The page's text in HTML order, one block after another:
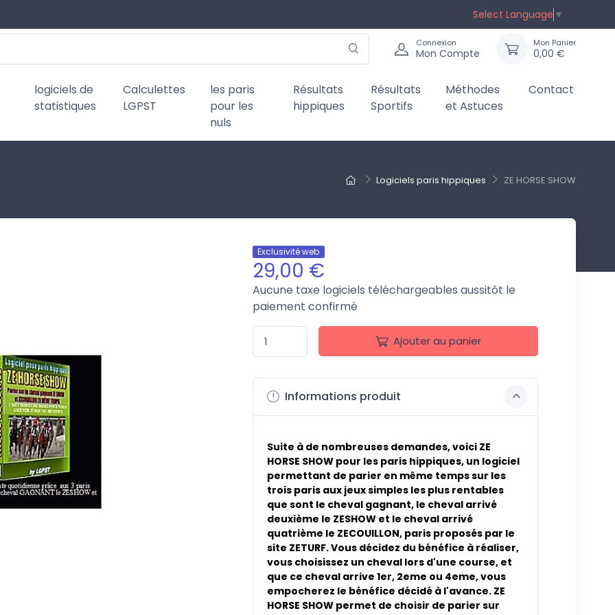
Select Language ▼
Connexion
Mon Compte
Mon Panier
0,00 €
logiciels de
statistiques
Calculettes
LGPST
les paris
pour les
nuls
Résultats
hippiques
Résultats
Sportifs
Méthodes
et Astuces
Contact
Logiciels paris hippiques ZE HORSE SHOW
Exclusivité web
29,00 €
Aucune taxe logiciels téléchargeables aussitôt le
paiement confirmé
Ajouter au panier
Informations produit
Suite à de nombreuses demandes, voici ZE
HORSE SHOW pour les paris hippiques, un logiciel
permettant de parier en même temps sur les
trois paris aux jeux simples les plus rentables
que sont le cheval gagnant, le cheval arrivé
deuxième le ZESHOW et le cheval arrivé
quatrième le ZECOUILLON, paris proposés par le
site ZETURF. Vous décidez du bénéfice à réaliser,
vous choisissez un cheval lors d'une course, et
que ce cheval arrive 1er, 2eme ou 4eme, vous
empocherez le bénéfice décidé à l'avance. ZE
HORSE SHOW permet de choisir de parier sur